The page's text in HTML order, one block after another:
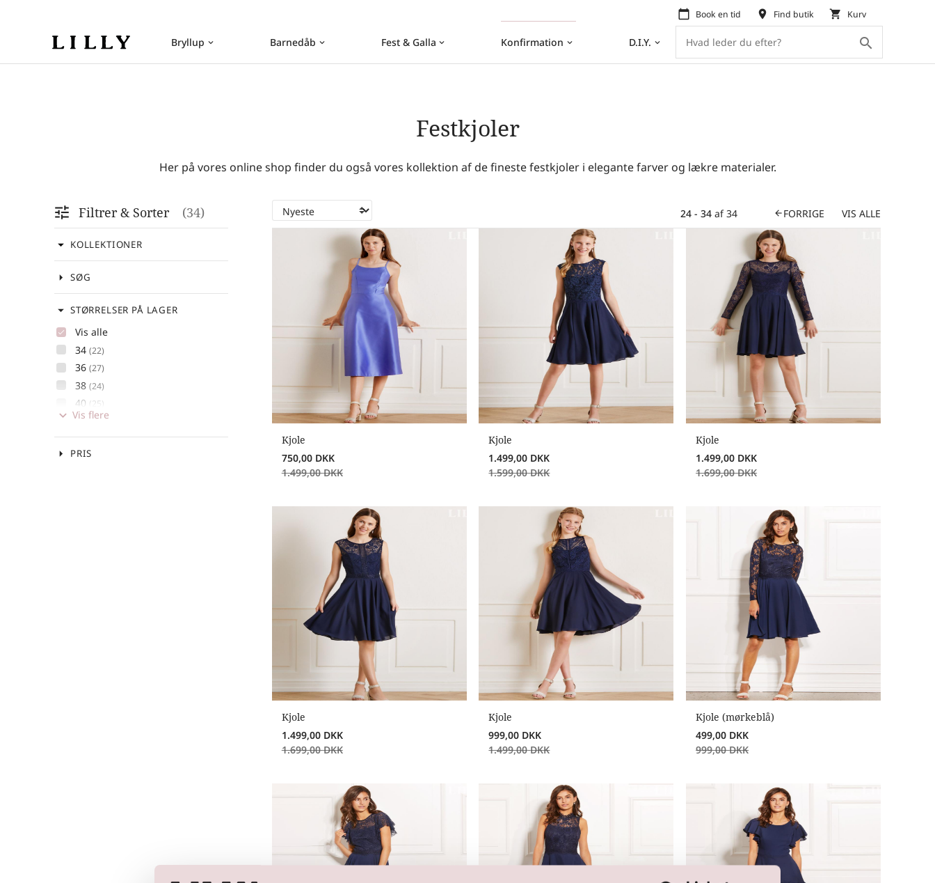
Bryllup keyboard_arrow_down Barnedåb keyboard_arrow_down Fest & Galla keyboard_arrow_down Konfirmation keyboard_arrow_down D.I.Y. keyboard_arrow_down search
calendar_today Book en tid place Find butik shopping_cart Kurv
Festkjoler
Her på vores online shop finder du også vores kollektion af de fineste festkjoler i elegante farver og lækre materialer.
tune Filtrer & Sorter 34 24 - 34af34 arrow_back FORRIGE VIS ALLE
Kjole
750,00 DKK
1.499,00 DKK
Kjole
1.499,00 DKK
1.599,00 DKK
Kjole
1.499,00 DKK
1.699,00 DKK
Kjole
1.499,00 DKK
1.699,00 DKK
Kjole
999,00 DKK
1.499,00 DKK
Kjole (mørkeblå)
499,00 DKK
999,00 DKK
arrow_drop_down KOLLEKTIONER
arrow_drop_down SØG
arrow_drop_down STØRRELSER PÅ LAGER
Vis alle
34 (22)
36 (27)
38 (24)
40 (25)
42 (19)
44(12)
46(1)
keyboard_arrow_down
arrow_drop_down PRIS